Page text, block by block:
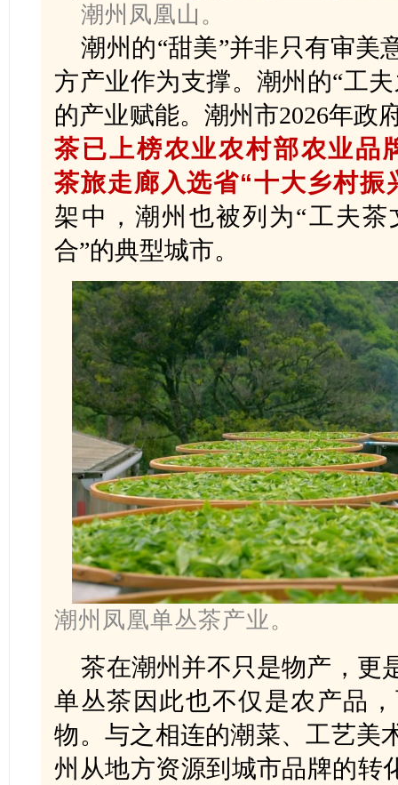
潮州凤凰山。
潮州的“甜美”并非只有审美
方产业作为支撑。潮州的“工
的产业赋能。潮州市2026年政
茶已上榜农业农村部农业品
茶旅走廊入选省“十大乡村振
架中，潮州也被列为“工夫
合”的典型城市。
潮州凤凰单丛茶产业。
茶在潮州并不只是物产，更
单丛茶因此也不仅是农产品
物。与之相连的潮菜、工艺美
州从地方资源到城市品牌的转